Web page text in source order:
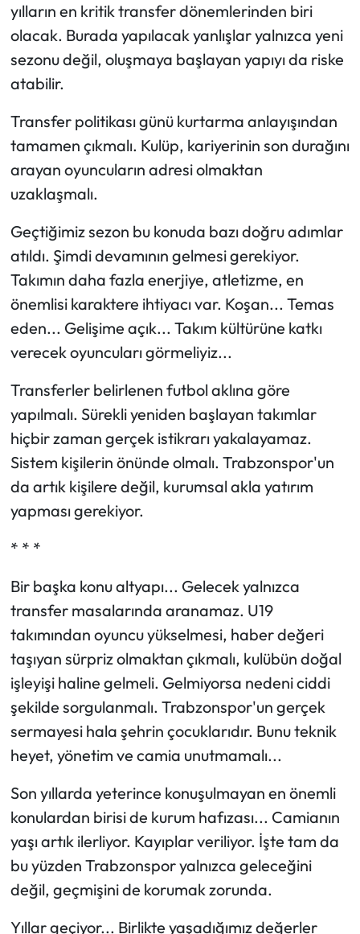
yılların en kritik transfer dönemlerinden biri
olacak. Burada yapılacak yanlışlar yalnızca yeni
sezonu değil, oluşmaya başlayan yapıyı da riske
atabilir.
Transfer politikası günü kurtarma anlayışından
tamamen çıkmalı. Kulüp, kariyerinin son durağını
arayan oyuncuların adresi olmaktan
uzaklaşmalı.
Geçtiğimiz sezon bu konuda bazı doğru adımlar
atıldı. Şimdi devamının gelmesi gerekiyor.
Takımın daha fazla enerjiye, atletizme, en
önemlisi karaktere ihtiyacı var. Koşan... Temas
eden... Gelişime açık... Takım kültürüne katkı
verecek oyuncuları görmeliyiz...
Transferler belirlenen futbol aklına göre
yapılmalı. Sürekli yeniden başlayan takımlar
hiçbir zaman gerçek istikrarı yakalayamaz.
Sistem kişilerin önünde olmalı. Trabzonspor'un
da artık kişilere değil, kurumsal akla yatırım
yapması gerekiyor.
* * *
Bir başka konu altyapı... Gelecek yalnızca
transfer masalarında aranamaz. U19
takımından oyuncu yükselmesi, haber değeri
taşıyan sürpriz olmaktan çıkmalı, kulübün doğal
işleyişi haline gelmeli. Gelmiyorsa nedeni ciddi
şekilde sorgulanmalı. Trabzonspor'un gerçek
sermayesi hala şehrin çocuklarıdır. Bunu teknik
heyet, yönetim ve camia unutmamalı...
Son yıllarda yeterince konuşulmayan en önemli
konulardan birisi de kurum hafızası... Camianın
yaşı artık ilerliyor. Kayıplar veriliyor. İşte tam da
bu yüzden Trabzonspor yalnızca geleceğini
değil, geçmişini de korumak zorunda.
Yıllar geçiyor... Birlikte yaşadığımız değerler